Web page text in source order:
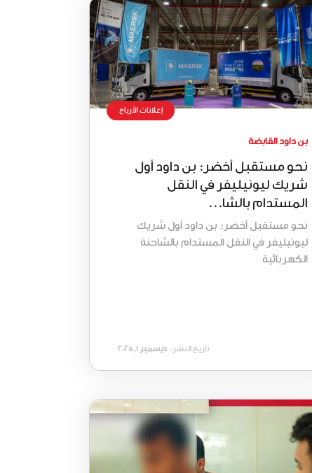
إعلانات الأرباح
بن داود القابضة
نحو مستقبل أخضر: بن داود أول
شريك ليونيليفر في النقل
المستدام بالشا...
نحو مستقبل أخضر: بن داود أول شريك
ليونيليفر في النقل المستدام بالشاحنة
الكهربائية
تاريخ النشر: ديسمبر 1, 2025